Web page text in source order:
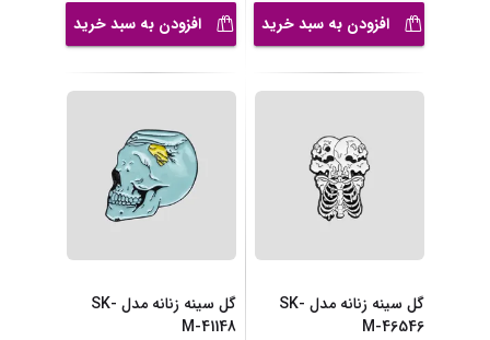
افزودن به سبد خرید
افزودن به سبد خرید
گل سینه زنانه مدل SK-
M-46546
گل سینه زنانه مدل SK-
M-41148